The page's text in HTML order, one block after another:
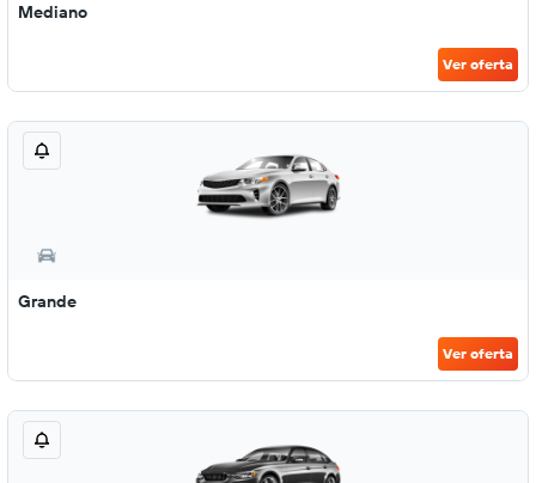
Mediano
Ver oferta
Grande
Ver oferta